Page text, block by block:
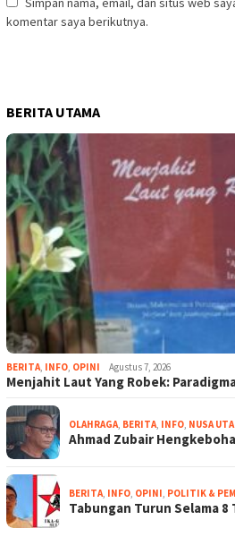
komentar saya berikutnya.
BERITA UTAMA
BERITA INFO OPINI Agustus 7, 2026
Menjahit Laut Yang Robek:
OLAHRAGA BERITA INFO NUSA
Ahmad Zubair
BERITA INFO OPINI POLITIK &
Tabungan Turun Selama